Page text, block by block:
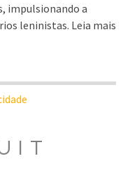
impulsionando a
leninistas. Leia mais